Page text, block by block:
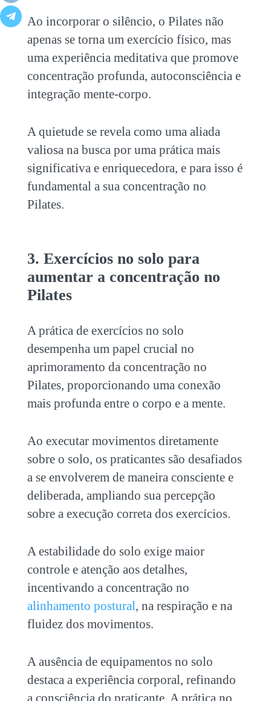
Ao incorporar o silêncio, o Pilates não
apenas se torna um exercício físico, mas
uma experiência meditativa que promove
concentração profunda, autoconsciência e
integração mente-corpo.
A quietude se revela como uma aliada
valiosa na busca por uma prática mais
significativa e enriquecedora, e para isso é
fundamental a sua concentração no
Pilates.
3. Exercícios no solo para
aumentar a concentração no
Pilates
A prática de exercícios no solo
desempenha um papel crucial no
aprimoramento da concentração no
Pilates, proporcionando uma conexão
mais profunda entre o corpo e a mente.
Ao executar movimentos diretamente
sobre o solo, os praticantes são desafiados
a se envolverem de maneira consciente e
deliberada, ampliando sua percepção
sobre a execução correta dos exercícios.
A estabilidade do solo exige maior
controle e atenção aos detalhes,
incentivando a concentração no
alinhamento postural, na respiração e na
fluidez dos movimentos.
A ausência de equipamentos no solo
destaca a experiência corporal, refinando
a consciência do praticante. A prática no